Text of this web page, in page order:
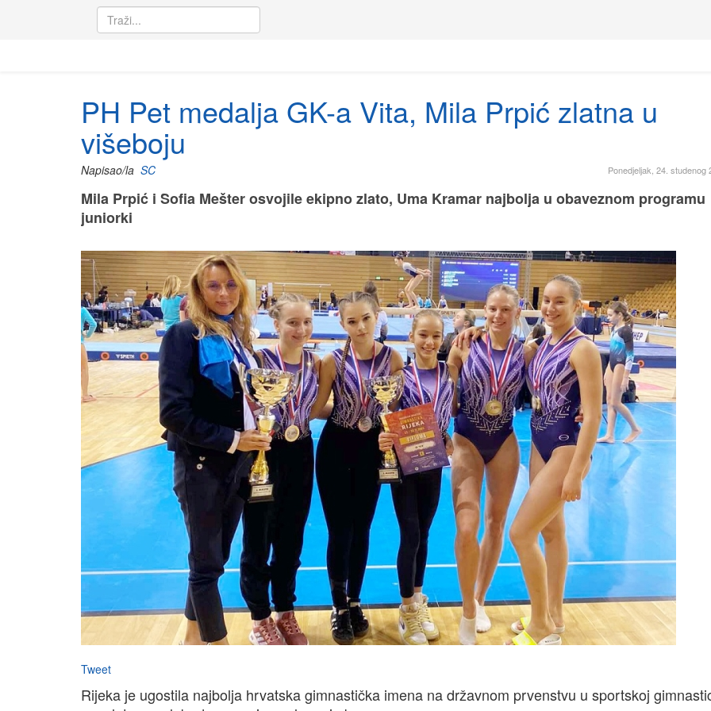
PH Pet medalja GK-a Vita, Mila Prpić zlatna u
višeboju
Ponedjeljak, 24. studenog
Napisao/la SC
Mila Prpić i Sofia Mešter osvojile ekipno zlato, Uma Kramar najbolja u obaveznom programu
juniorki
Tweet
Rijeka je ugostila najbolja hrvatska gimnastička imena na državnom prvenstvu u sportskoj